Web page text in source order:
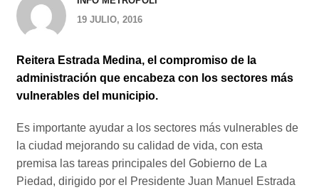
19 JULIO, 2016
Reitera Estrada Medina, el compromiso de la
administración que encabeza con los sectores más
vulnerables del municipio.
Es importante ayudar a los sectores más vulnerables de
la ciudad mejorando su calidad de vida, con esta
premisa las tareas principales del Gobierno de La
Piedad, dirigido por el Presidente Juan Manuel Estrada